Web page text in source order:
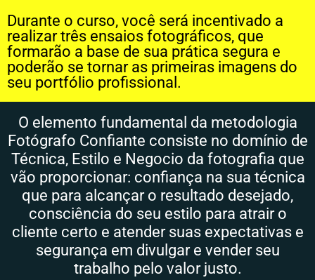
Durante o curso, você será incentivado a
realizar três ensaios fotográficos, que
formarão a base de sua prática segura e
poderão se tornar as primeiras imagens do
seu portfólio profissional.
O elemento fundamental da metodologia
Fotógrafo Confiante consiste no domínio de
Técnica, Estilo e Negocio da fotografia que
vão proporcionar: confiança na sua técnica
que para alcançar o resultado desejado,
consciência do seu estilo para atrair o
cliente certo e atender suas expectativas e
segurança em divulgar e vender seu
trabalho pelo valor justo.